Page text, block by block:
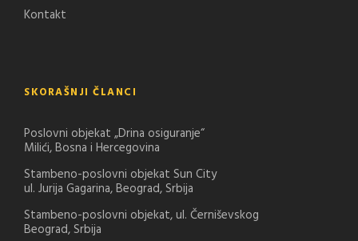
Kontakt
SKORAŠNJI ČLANCI
Poslovni objekat „Drina osiguranje“
Milići, Bosna i Hercegovina
Stambeno-poslovni objekat Sun City
ul. Jurija Gagarina, Beograd, Srbija
Stambeno-poslovni objekat, ul. Černiševskog
Beograd, Srbija